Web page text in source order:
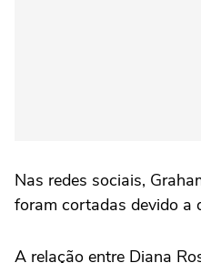
Nas redes sociais,
foram cortadas devido a
A relação entre Diana